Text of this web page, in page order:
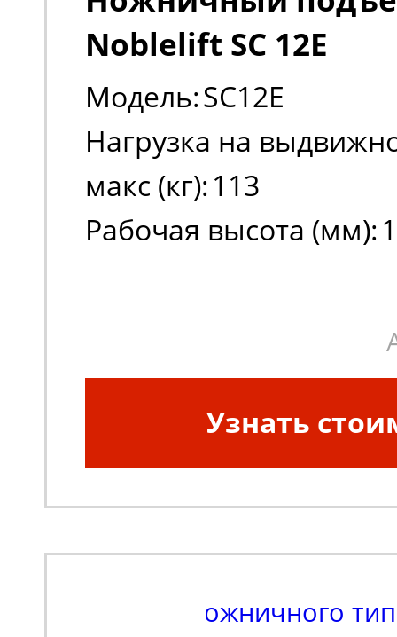
Noblelift SC 12E
Модель:SC12E
Нагрузка на
макс (кг): 113
Рабочая высота (мм):
Узнать